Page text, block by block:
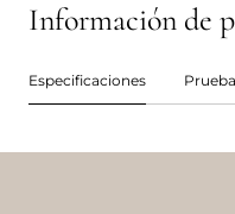
Información de
Especificaciones